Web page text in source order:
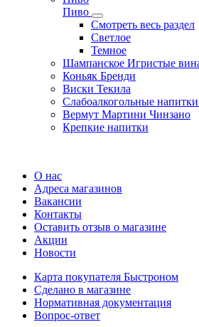
Пиво
Смотреть весь раздел
Cветлое
Темное
Шампанское Игристые
Коньяк Бренди
Виски Текила
Слабоалкогольные
Вермут Мартини Чинзано
Крепкие напитки
О нас
Адреса магазинов
Вакансии
Контакты
Оставить отзыв о магазине
Акции
Новости
Карта покупателя Быстроном
Сделано в магазине
Нормативная документация
Вопрос-ответ